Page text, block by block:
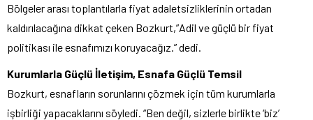
Bölgeler arası toplantılarla fiyat adaletsizliklerinin ortadan
kaldırılacağına dikkat çeken Bozkurt,”Adil ve güçlü bir fiyat
politikası ile esnafımızı koruyacağız.” dedi.
Kurumlarla Güçlü İletişim, Esnafa Güçlü Temsil
Bozkurt, esnafların sorunlarını çözmek için tüm kurumlarla
işbirliği yapacaklarını söyledi. “Ben değil, sizlerle birlikte ‘biz’